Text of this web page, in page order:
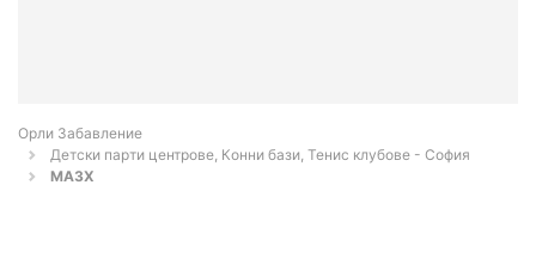
Орли Забавление
Детски парти центрове, Конни бази, Тенис клубове - София
MA3X